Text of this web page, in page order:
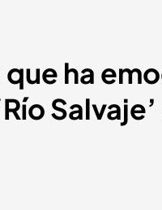
que ha